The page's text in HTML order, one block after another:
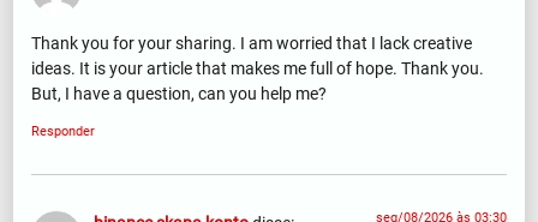
Thank you for your sharing. I am worried that I lack creative
ideas. It is your article that makes me full of hope. Thank you.
But, I have a question, can you help me?
Responder
seg/08/2026 às 03:30